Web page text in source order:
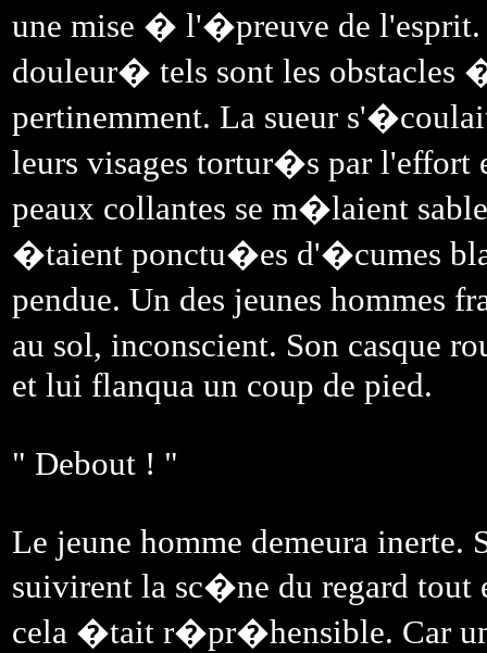
une mise � l'�preuve de l'esprit.
douleur� tels sont les obstacles
pertinemment. La sueur
leurs visages tortur�s par l'effort
peaux collantes se m�laient
�taient ponctu�es d'�cumes
pendue. Un des jeunes
au sol, inconscient. Son casque
et lui flanqua un coup de pied.
" Debout ! "
Le jeune homme demeura inerte.
suivirent la sc�ne du regard
cela �tait r�pr�hensible. Car